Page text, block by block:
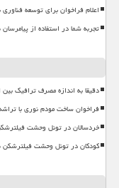
اعلام فراخوان برای توسعه
تجربه شما در استفاده از
دقیقا به اندازه مصرف ترافیک
فراخوان ساخت مودم نوری با
خردسالان در تونل وحشت
کودکان در تونل وحشت فیلترشکن